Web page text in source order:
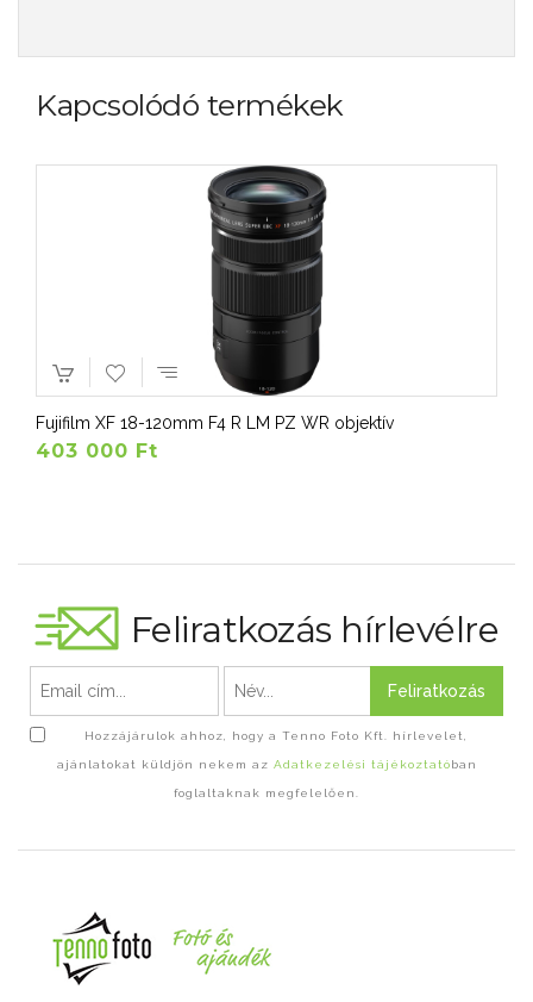
Kapcsolódó termékek
Fujifilm XF 18-120mm F4 R LM PZ WR objektív
403 000 Ft
Feliratkozás hírlevélre
Feliratkozás
Hozzájárulok ahhoz, hogy a Tenno Foto Kft. hírlevelet,
ajánlatokat küldjön nekem az Adatkezelési tájékoztatóban
foglaltaknak megfelelően.